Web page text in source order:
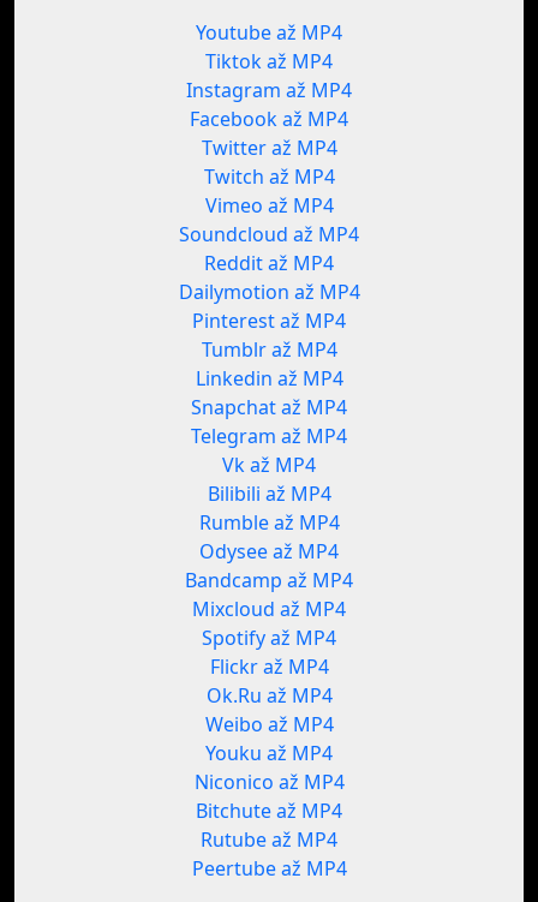
Youtube až MP4
Tiktok až MP4
Instagram až MP4
Facebook až MP4
Twitter až MP4
Twitch až MP4
Vimeo až MP4
Soundcloud až MP4
Reddit až MP4
Dailymotion až MP4
Pinterest až MP4
Tumblr až MP4
Linkedin až MP4
Snapchat až MP4
Telegram až MP4
Vk až MP4
Bilibili až MP4
Rumble až MP4
Odysee až MP4
Bandcamp až MP4
Mixcloud až MP4
Spotify až MP4
Flickr až MP4
Ok.Ru až MP4
Weibo až MP4
Youku až MP4
Niconico až MP4
Bitchute až MP4
Rutube až MP4
Peertube až MP4